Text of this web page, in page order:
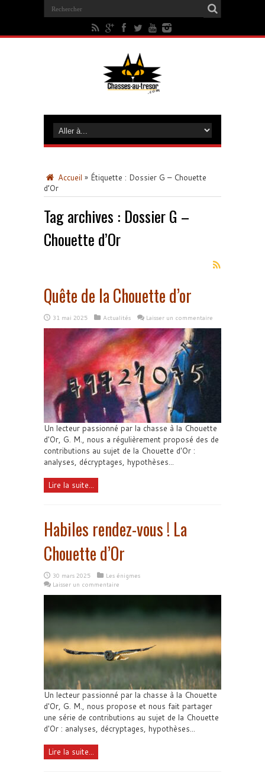
Accueil » Étiquette : Dossier G – Chouette
d’Or
Tag archives : Dossier G –
Chouette d’Or
Quête de la Chouette d’or
31 mai 2025 Actualités Laisser un commentaire
Un lecteur passionné par la chasse à la Chouette
d'Or, G. M., nous a régulièrement proposé des de
contributions au sujet de la Chouette d'Or :
analyses, décryptages, hypothèses...
Lire la suite...
Habiles rendez-vous ! La
Chouette d’Or
30 mars 2025
Les énigmes
Laisser un commentaire
Un lecteur passionné par la chasse à la Chouette
d'Or, G. M., nous propose et nous fait partager
une série de contributions au sujet de la Chouette
d'Or : analyses, décryptages, hypothèses...
Lire la suite...